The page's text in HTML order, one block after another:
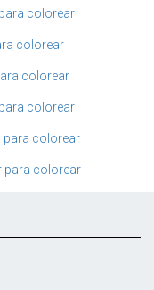
colorear
colorear
colorear
colorear
para colorear
para colorear